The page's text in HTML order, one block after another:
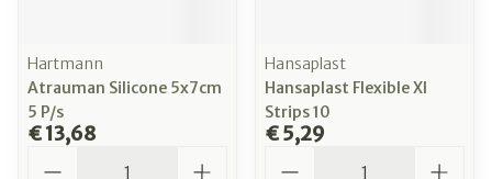
Hartmann
Atrauman Silicone 5x7cm
5 P/s
€ 13,68
Hansaplast
Hansaplast Flexible Xl
Strips 10
€ 5,29